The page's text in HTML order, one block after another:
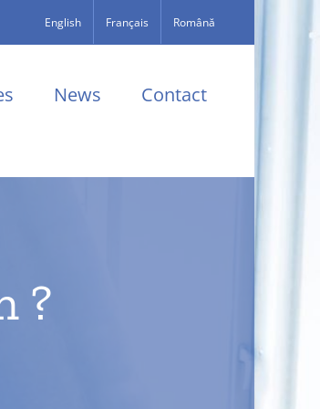
English Français Română
News Contact
?